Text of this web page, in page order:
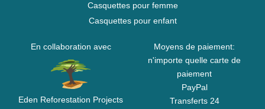
Casquettes pour femme
Casquettes pour enfant
En collaboration avec
Eden Reforestation Projects
Moyens de paiement:
n'importe quelle carte de
paiement
PayPal
Transferts 24